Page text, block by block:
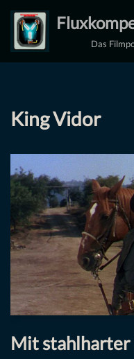
Zum
Inhalt
Das
King Vidor
Mit stahlharter